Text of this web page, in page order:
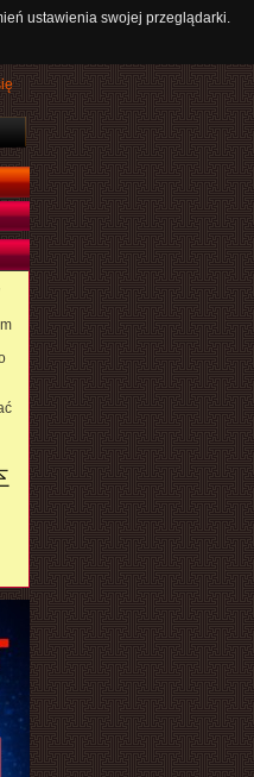
ustawienia swojej przeglądarki.